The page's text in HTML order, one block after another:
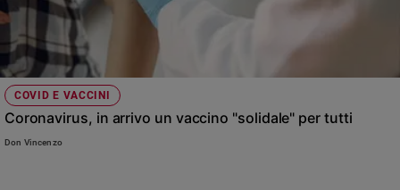
COVID E VACCINI
Coronavirus, in arrivo un vaccino "solidale" per tutti
Don Vincenzo